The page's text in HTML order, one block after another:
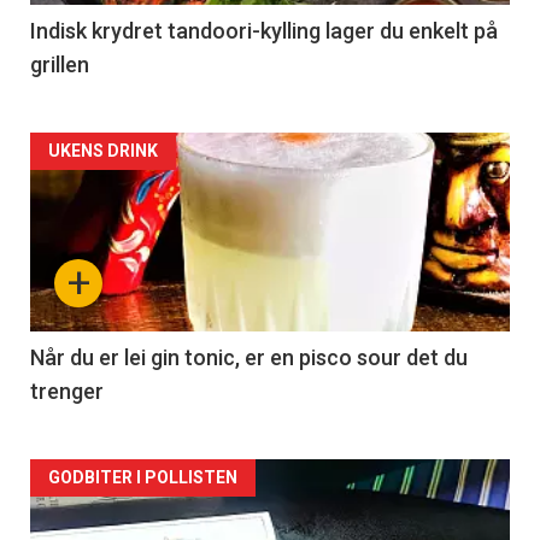
Indisk krydret tandoori-kylling lager du enkelt på
grillen
Forsiden
akkurat
nå
-
2
+
UKENS DRINK
Når du er lei gin tonic, er en pisco sour det du
trenger
Forsiden
GODBITER I POLLISTEN